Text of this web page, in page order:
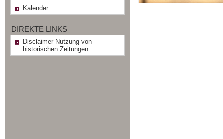
Kalender
DIREKTE LINKS
Disclaimer Nutzung von
historischen Zeitungen